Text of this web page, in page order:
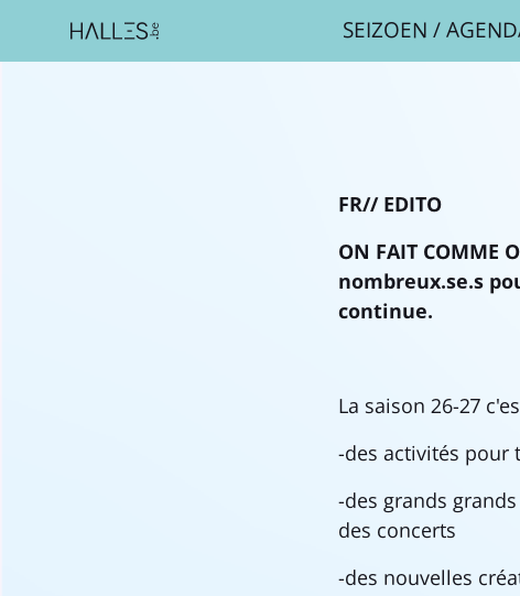
SEIZOEN /
FR// EDITO
ON FAIT COMME
nombreux.se.s
continue.
La saison 26-27
-des activités pour
-des grands
des concerts
-des nouvelles